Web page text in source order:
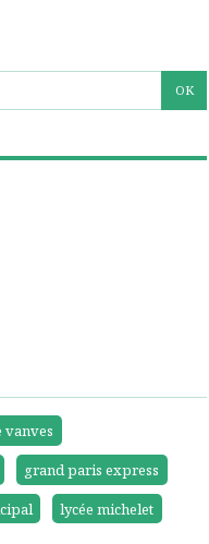
vanves
grand paris express
lycée michelet